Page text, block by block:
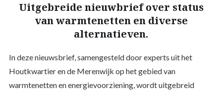
Uitgebreide nieuwbrief over status
van warmtenetten en diverse
alternatieven.
In deze nieuwsbrief, samengesteld door experts uit het
Houtkwartier en de Merenwijk op het gebied van
warmtenetten en energievoorziening, wordt uitgebreid